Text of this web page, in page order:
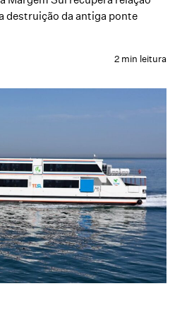
destruição da antiga ponte
2 min leitura